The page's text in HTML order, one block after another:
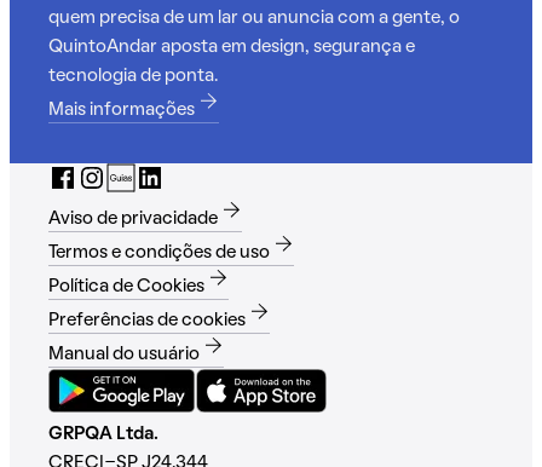
quem precisa de um lar ou anuncia com a gente, o
QuintoAndar aposta em design, segurança e
tecnologia de ponta.
Mais informações
Aviso de privacidade
Termos e condições de uso
Política de Cookies
Preferências de cookies
Manual do usuário
GRPQA Ltda.